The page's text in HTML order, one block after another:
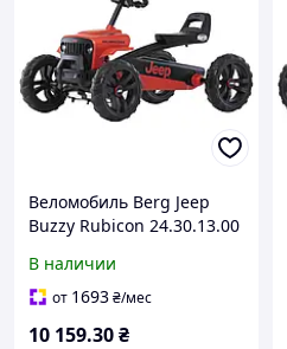
Веломобиль Berg Jeep
Buzzy Rubicon 24.30.13.00
В наличии
от 1693₴/мес
10 159.30₴